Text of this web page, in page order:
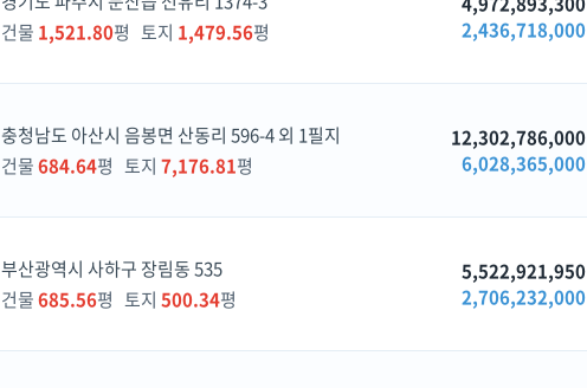
건물 1,521.80평 토지 1,479.56평
2,436,718,000
충청남도 아산시 음봉면 산동리 596-4 외 1필지
건물684.64평 토지 7,176.81평
12,302,786,000
6,028,365,000
부산광역시 사하구 장림동 535
건물685.56평 토지 500.34평
5,522,921,950
2,706,232,000